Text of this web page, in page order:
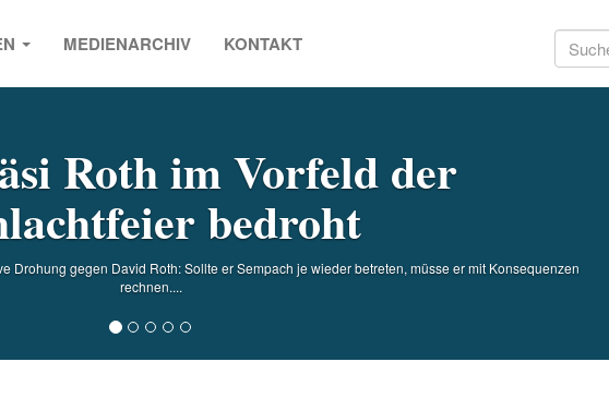
MEDIENARCHIV KONTAKT Suchen
Roth im Vorfeld der
bedroht
Drohung gegen David Roth: Sollte er Sempach je wieder betreten, müsse er mit Konsequenzen
rechnen....